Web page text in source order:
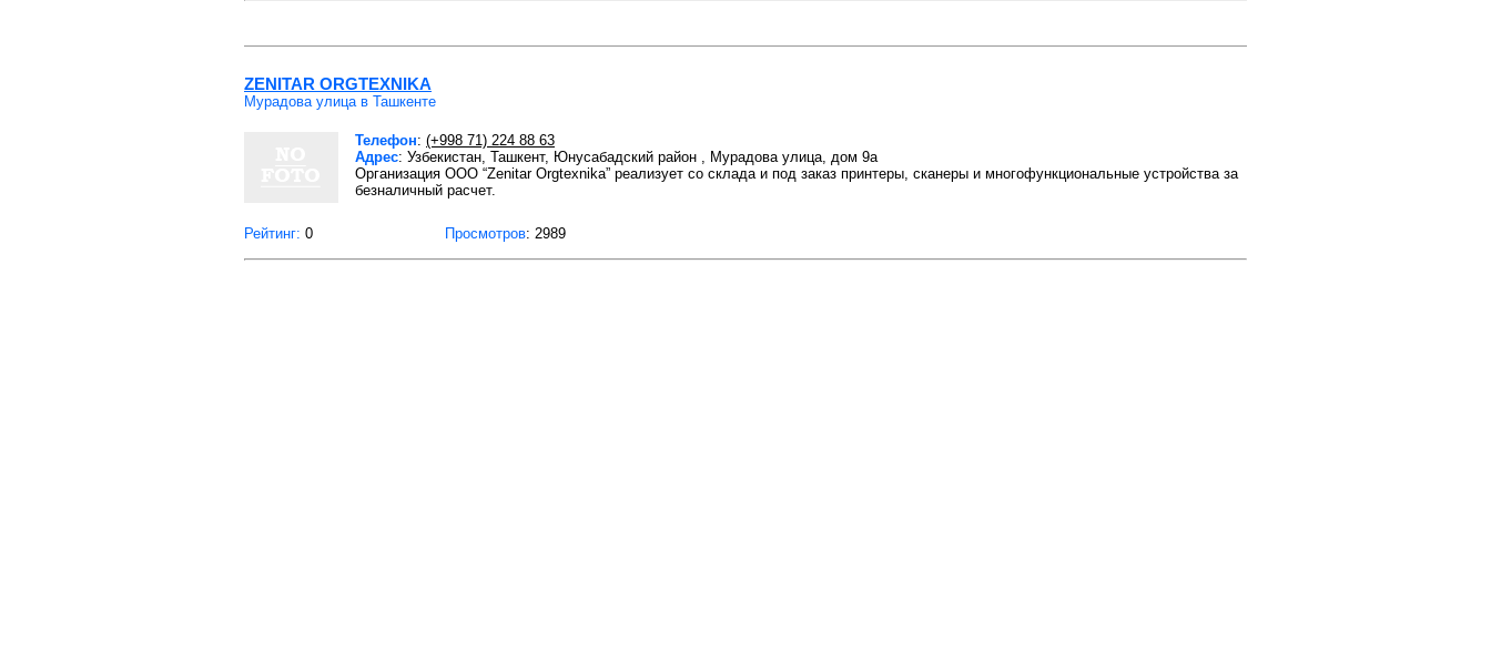
ZENITAR ORGTEXNIKA
Мурадова улица в Ташкенте
Телефон: (+998 71) 224 88 63
Адрес: Узбекистан, Ташкент, Юнусабадский район , Мурадова улица, дом 9а
Организация OOO “Zenitar Orgtexnika” реализует со склада и под заказ принтеры, сканеры и многофункциональные устройства за
безналичный расчет.
Рейтинг: 0 Просмотров: 2989